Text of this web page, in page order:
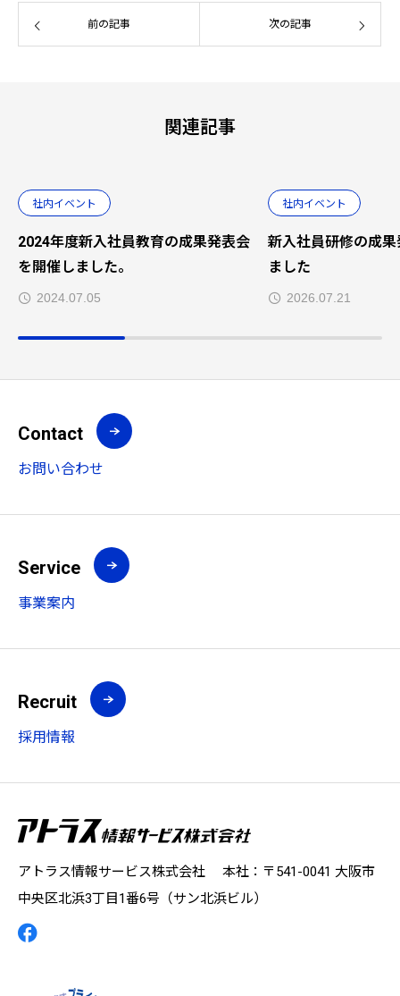
前の記事 次の記事
関連記事
社内イベント
2024年度新入社員教育の成果発表会
を開催しました。
2024.07.05
社内イベント
新入社員研修の成
ました
2026.07.21
Contact
お問い合わせ
Service
事業案内
Recruit
採用情報
アトラス情報サービス株式会社 本社：〒541-0041 大阪市
中央区北浜3丁目1番6号（サン北浜ビル）